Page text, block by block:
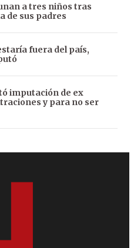
a tres niños tras
de sus padres
fuera del país,
imputación de ex
y para no ser